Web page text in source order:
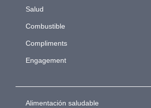
Salud
Combustible
Compliments
Engagement
Alimentación saludable